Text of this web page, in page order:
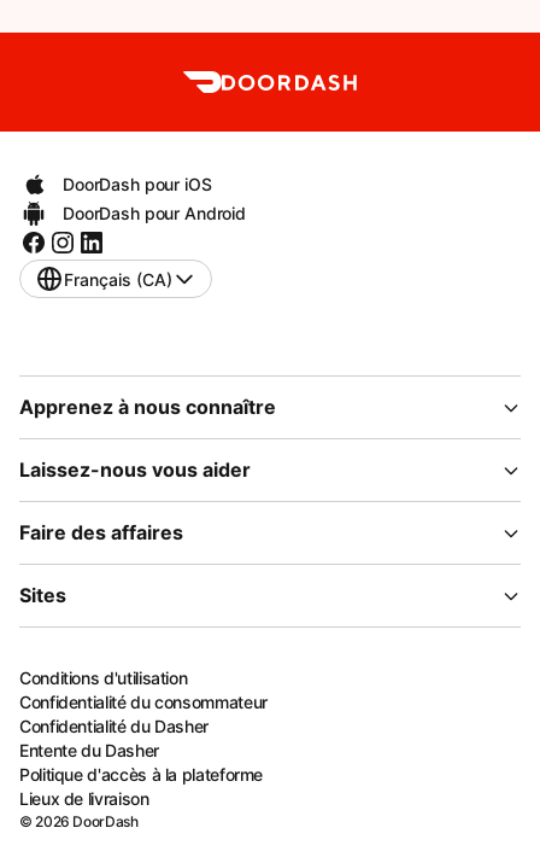
DoorDash pour iOS
DoorDash pour Android
Français (CA)
Apprenez à nous connaître
Laissez-nous vous aider
Faire des affaires
Sites
Conditions d'utilisation
Confidentialité du consommateur
Confidentialité du Dasher
Entente du Dasher
Politique d'accès à la plateforme
Lieux de livraison
©2026 DoorDash